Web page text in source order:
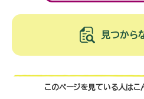
見つから
このページを見ている人はこ